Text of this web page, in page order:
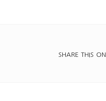
SHARE THIS ON